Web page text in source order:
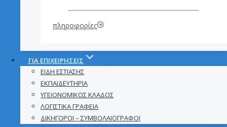
πληροφορίες
ΓΙΑ ΕΠΙΧΕΙΡΉΣΕΙΣ
ΕΊΔΗ ΕΣΤΊΑΣΗΣ
ΕΚΠΑΙΔΕΥΤΉΡΙΑ
ΥΓΕΙΟΝΟΜΙΚΌΣ ΚΛΆΔΟΣ
ΛΟΓΙΣΤΙΚΆ ΓΡΑΦΕΊΑ
ΔΙΚΗΓΌΡΟΙ – ΣΥΜΒΟΛΑΙΟΓΡΆΦΟΙ